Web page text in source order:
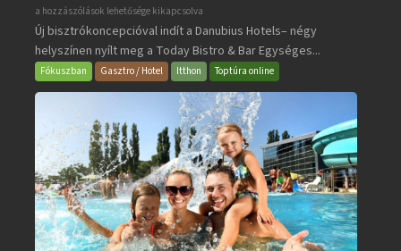
Today
Bistro
&
Bar
bejegyzéshez
a hozzászólások lehetősége kikapcsolva
Új bisztrókoncepcióval indít a Danubius Hotels– négy
helyszínen nyílt meg a Today Bistro & Bar Egységes...
Fókuszban Gasztro / Hotel Itthon Toptúra online